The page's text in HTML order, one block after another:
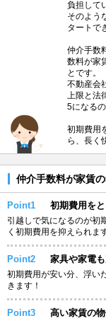
負担して
そのよう
タートで
仲介手数
数料が家
とです。
不動産会
上限と
5になるの
初期費用
ら、長く
仲介手数料が家賃
Point1 初期費用を
引越しで気になるのが初
く初期費用を抑えられま
Point2 家具や家電
初期費用が安い分、浮い
きます！
Point3 高い家賃の